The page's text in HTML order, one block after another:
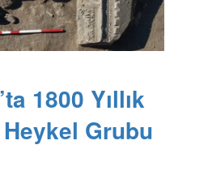
1800 Yıllık
Grubu